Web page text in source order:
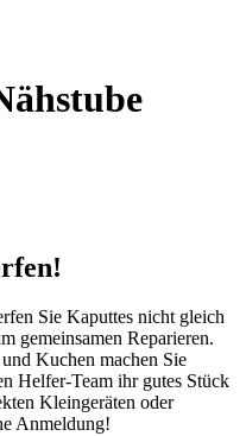
Sie Kaputtes nicht gleich
gemeinsamen Reparieren.
Kuchen machen Sie
Helfer-Team ihr gutes Stück
Kleingeräten oder
Anmeldung!